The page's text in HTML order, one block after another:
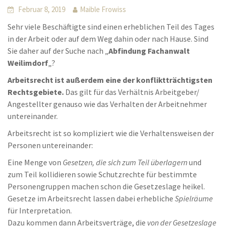
Februar 8, 2019 Maible Frowiss
Sehr viele Beschäftigte sind einen erheblichen Teil des Tages
in der Arbeit oder auf dem Weg dahin oder nach Hause. Sind
Sie daher auf der Suche nach „Abfindung Fachanwalt
Weilimdorf„?
Arbeitsrecht ist außerdem eine der konfliktträchtigsten
Rechtsgebiete. Das gilt für das Verhältnis Arbeitgeber/
Angestellter genauso wie das Verhalten der Arbeitnehmer
untereinander.
Arbeitsrecht ist so kompliziert wie die Verhaltensweisen der
Personen untereinander:
Eine Menge von Gesetzen, die sich zum Teil überlagernund
zum Teil kollidieren sowie Schutzrechte für bestimmte
Personengruppen machen schon die Gesetzeslage heikel.
Gesetze im Arbeitsrecht lassen dabei erhebliche Spielräume
für Interpretation.
Dazu kommen dann Arbeitsverträge, die von der Gesetzeslage